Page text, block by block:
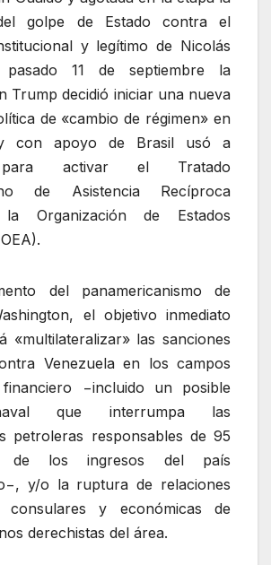
gol­pe de Estado contra el
y legítimo de Nicolás
11 de septiembre la
Trump decidió iniciar una nueva
de «cambio de régimen» en
y con apoyo de Brasil usó a
para activar el Tratado
de Asistencia Recíproca
Organización de Estados
del panamericanismo de
el objetivo inmediato
«multilateralizar» las sanciones
Venezuela en los campos
−incluido un posible
que interrumpa las
petroleras responsables de 95
de los ingresos del país
y/o la ruptura de relaciones
consulares y económicas de
derechistas del área.